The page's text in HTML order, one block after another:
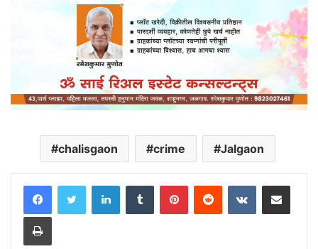
chalisgaon crime Jalgaon
LinkedInTumblr PinterestReddit VKontakteShare via Email
Print